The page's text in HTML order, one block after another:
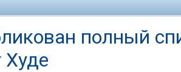
полный
Худе